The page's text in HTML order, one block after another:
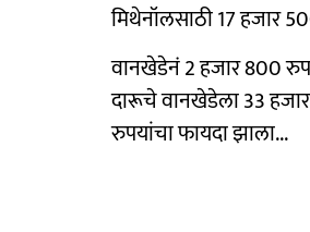
मिथेनॉलसाठी 17 हजार
वानखेडेनं 2 हजार 800
दारूचे वानखेडेला 33
रुपयांचा फायदा झाला...